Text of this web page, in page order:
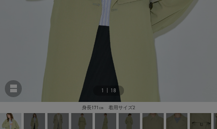
1 | 18
身長171㎝ 着用サイズ2